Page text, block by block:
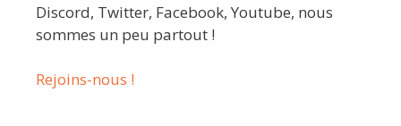
Discord, Twitter, Facebook, Youtube, nous
sommes un peu partout !
Rejoins-nous !